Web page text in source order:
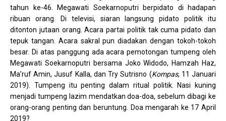
tahun ke-46. Megawati Soekarnoputri berpidato di hadapan
ribuan orang. Di televisi, siaran langsung pidato politik itu
ditonton jutaan orang. Acara partai politik tak cuma pidato dan
tepuk tangan. Acara sakral pun diadakan dengan tokoh-tokoh
besar. Di atas panggung ada acara pemotongan tumpeng oleh
Megawati Soekarnoputri bersama Joko Widodo, Hamzah Haz,
Ma’ruf Amin, Jusuf Kalla, dan Try Sutrisno (Kompas, 11 Januari
2019). Tumpeng itu penting dalam ritual politik. Nasi kuning
menjadi tumpeng lazim mendatkan doa-doa, sebelum dibagi ke
orang-orang penting dan beruntung. Doa mengarah ke 17 April
2019?